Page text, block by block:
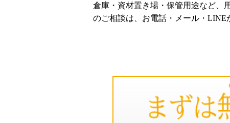
倉庫・資材置き場・保管用途など、
のご相談は、お電話・メール・LINE